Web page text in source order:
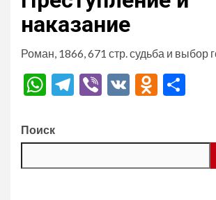
наказание
Роман, 1866, 671 стр. судьба и выбор
WhatsApp
Telegram
Viber
VK
Поиск